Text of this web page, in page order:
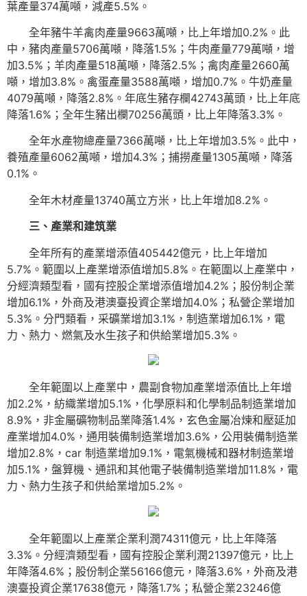
葉產量374萬噸，減產5.5%。
全年豬牛羊禽肉產量9663萬噸，比上年增加0.2%。此
中，豬肉產量5706萬噸，降落1.5%；牛肉產量779萬噸，增
加3.5%；羊肉產量518萬噸，降落2.5%；禽肉產量2660萬
噸，增加3.8%。禽蛋產量3588萬噸，增加0.7%。牛奶產量
4079萬噸，降落2.8%。年底生豬存欄42743萬頭，比上年底
降落1.6%；全年生豬出欄70256萬頭，比上年降落3.3%。
全年水產物總產量7366萬噸，比上年增加3.5%。此中，
養殖產量6062萬噸，增加4.3%；捕撈產量1305萬噸，降落
0.1%。
全年木材產量13740萬立方米，比上年增加8.2%。
三、產業和建筑業
全年所有的產業增添值405442億元，比上年增加
5.7%。範圍以上產業增添值增加5.8%。在範圍以上產業中，
分經濟類型看，國有控股企業增添值增加4.2%；股份制企業
增加6.1%，外商及港澳臺投資企業增加4.0%；私營企業增加
5.3%。分門類看，采礦業增加3.1%，制造業增加6.1%，電
力、熱力、燃氣及水生孩子和供給業增加5.3%。
全年範圍以上產業中，農副食物加產業增添值比上年增
加2.2%，紡織業增加5.1%，化學原料和化學制品制造業增加
8.9%，非金屬礦物制品業降落1.4%，玄色金屬冶煉和壓延加
產業增加4.0%，通用裝備制造業增加3.6%，公用裝備制造業
增加2.8%，car 制造業增加9.1%，電氣機械和器材制造業增
加5.1%，盤算機、通訊和其他電子裝備制造業增加11.8%，電
力、熱力生孩子和供給業增加5.2%。
全年範圍以上產業企業利潤74311億元，比上年降落
3.3%。分經濟類型看，國有控股企業利潤21397億元，比上
年降落4.6%；股份制企業56166億元，降落3.6%，外商及港
澳臺投資企業17638億元，降落1.7%；私營企業23246億